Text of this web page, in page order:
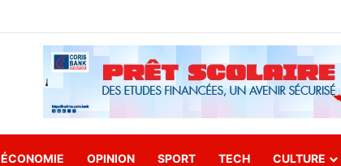
ÉCONOMIE OPINION SPORT TECH CULTURE